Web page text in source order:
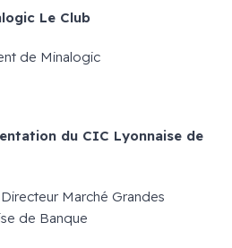
Le Club
de Minalogic
du CIC Lyonnaise de
Marché Grandes
de Banque